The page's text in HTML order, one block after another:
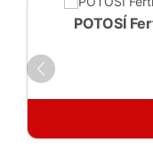
POTOSÍ